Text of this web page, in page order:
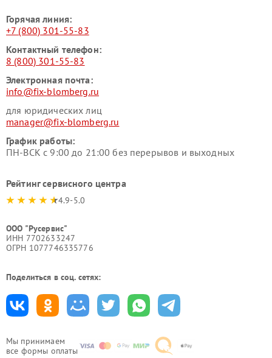
Мы принимаем
все формы оплаты
Горячая линия:
+7 (800) 301-55-83
Контактный телефон:
8 (800) 301-55-83
Электронная почта:
info@fix-blomberg.ru
для юридических лиц
manager@fix-blomberg.ru
График работы:
ПН-ВСК с 9:00 до 21:00 без перерывов и выходных
Рейтинг сервисного центра
4.9-5.0
ООО "Русервис"
ИНН 7702633247
ОГРН 1077746335776
Поделиться в соц. сетях: